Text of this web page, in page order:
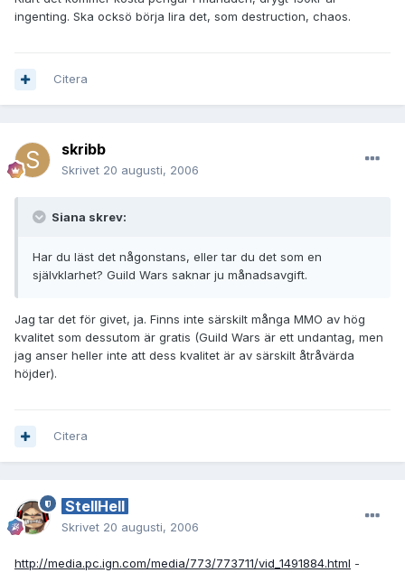
ingenting. Ska ocksö börja lira det, som destruction, chaos.
Citera
skribb
Skrivet 20 augusti, 2006
Siana skrev:
Har du läst det någonstans, eller tar du det som en
självklarhet? Guild Wars saknar ju månadsavgift.
Jag tar det för givet, ja. Finns inte särskilt många MMO av hög
kvalitet som dessutom är gratis (Guild Wars är ett undantag, men
jag anser heller inte att dess kvalitet är av särskilt åtråvärda
höjder).
Citera
StellHell
Skrivet 20 augusti, 2006
http://media.pc.ign.com/media/773/773711/vid_1491884.html -